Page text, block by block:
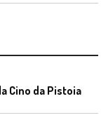
Cino da Pistoia